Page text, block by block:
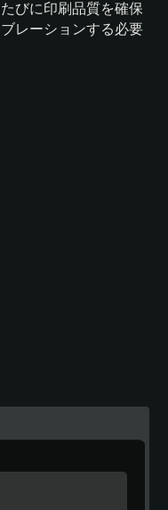
びに印刷品質を確保
レーションする必要